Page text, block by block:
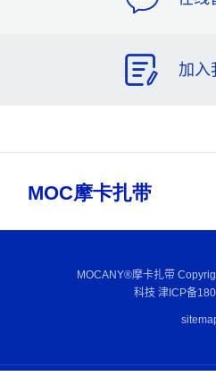
加入
MOCANY®摩卡扎带
科技 津ICP备